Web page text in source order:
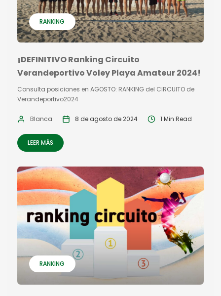
RANKING
¡DEFINITIVO Ranking Circuito
Verandeportivo Voley Playa Amateur 2024!
Consulta posiciones en AGOSTO: RANKING del CIRCUITO de
Verandeportivo2024
Blanca 8 de agosto de 2024 1 Min Read
LEER MÁS
RANKING